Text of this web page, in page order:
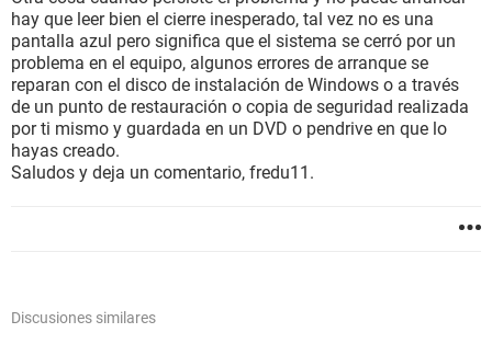
hay que leer bien el cierre inesperado, tal vez no es una
pantalla azul pero significa que el sistema se cerró por un
problema en el equipo, algunos errores de arranque se
reparan con el disco de instalación de Windows o a través
de un punto de restauración o copia de seguridad realizada
por ti mismo y guardada en un DVD o pendrive en que lo
hayas creado.
Saludos y deja un comentario, fredu11.
Discusiones similares